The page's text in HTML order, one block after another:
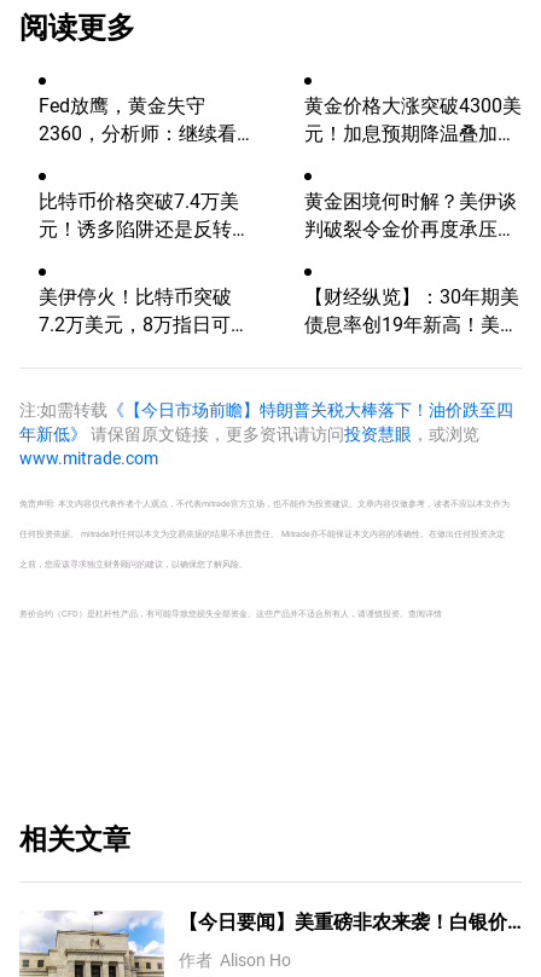
阅读更多
Fed放鹰，黄金失守
2360，分析师：继续看
黄金价格大涨突破4300美
元！加息预期降温叠加央
比特币价格突破7.4万美
元！诱多陷阱还是反转信
黄金困境何时解？美伊谈
判破裂令金价再度承压，
美伊停火！比特币突破
7.2万美元，8万指日可
【财经纵览】：30年期美
债息率创19年新高！美
跌
注:如需转载 《【今日市场前瞻】特朗普关税大棒落下！油价跌至四
年新低》 请保留原文链接，更多资讯请访问投资慧眼 ，或浏览
www.mitrade.com
免责声明: 本文内容仅代表作者个人观点，不代表mitrade官方立场，也不能作为投资建议。文章内容仅做参考，读者不应以本文作为
任何投资依据。 mitrade对任何以本文为交易依据的结果不承担责任。 Mitrade亦不能保证本文内容的准确性。在做出任何投资决定
之前，您应该寻求独立财务顾问的建议，以确保您了解风险。
差价合约（CFD）是杠杆性产品，有可能导致您损失全部资金。这些产品并不适合所有人，请谨慎投资。 查阅详情
相关文章
【今日要闻】美重磅非农来袭！白银价
格涨4%，黄金创一个多月新高
作者 Alison Ho